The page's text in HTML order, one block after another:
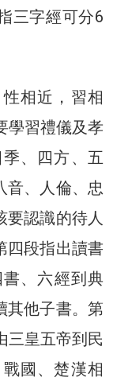
三字經可分6
相近，習相
學習禮儀及孝
、四方、五
音、人倫、忠
要認識的待人
四段指出讀書
書、六經到典
其他子書。第
三皇五帝到民
國、楚漢相